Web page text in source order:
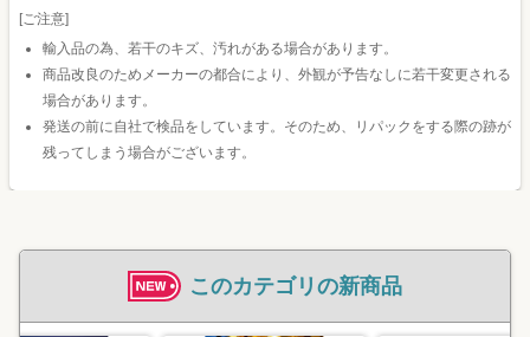
[ご注意]
輸入品の為、若干のキズ、汚れがある場合があります。
商品改良のためメーカーの都合により、外観が予告なしに若干変更される
場合があります。
発送の前に自社で検品をしています。そのため、リパックをする際の跡が
残ってしまう場合がございます。
このカテゴリの新商品